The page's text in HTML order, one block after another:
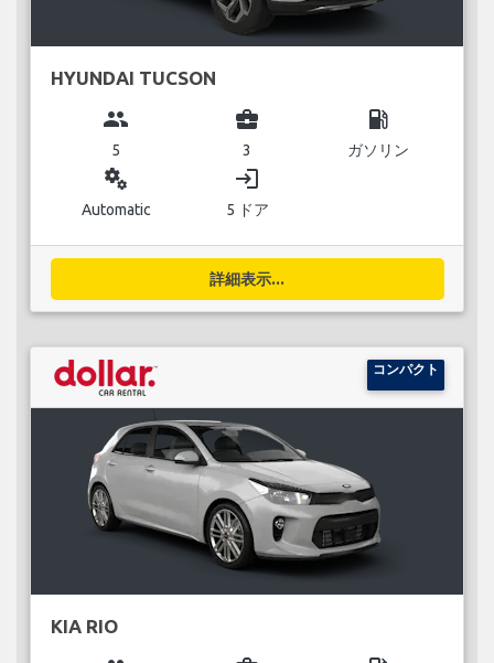
HYUNDAI TUCSON
group
5
business_center
3
local_gas_station
ガソリン
miscellaneous_services
Automatic
login
5 ドア
詳細表示...
コンパクト
KIA RIO